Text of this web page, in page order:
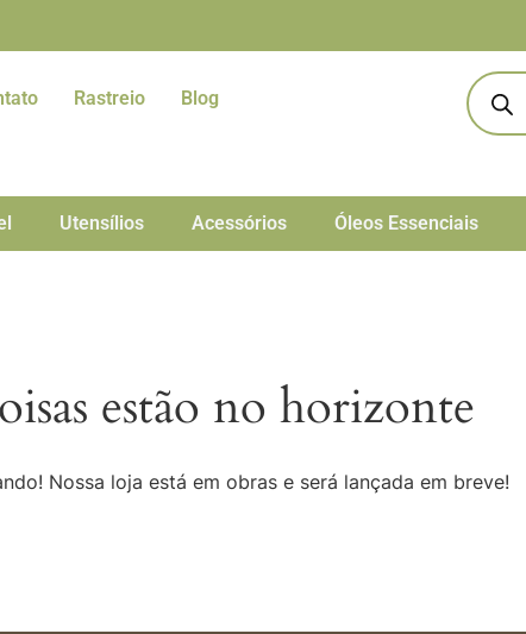
Rastreio Blog
Utensílios Acessórios Óleos Essenciais
estão no horizonte
Nossa loja está em obras e será lançada em breve!